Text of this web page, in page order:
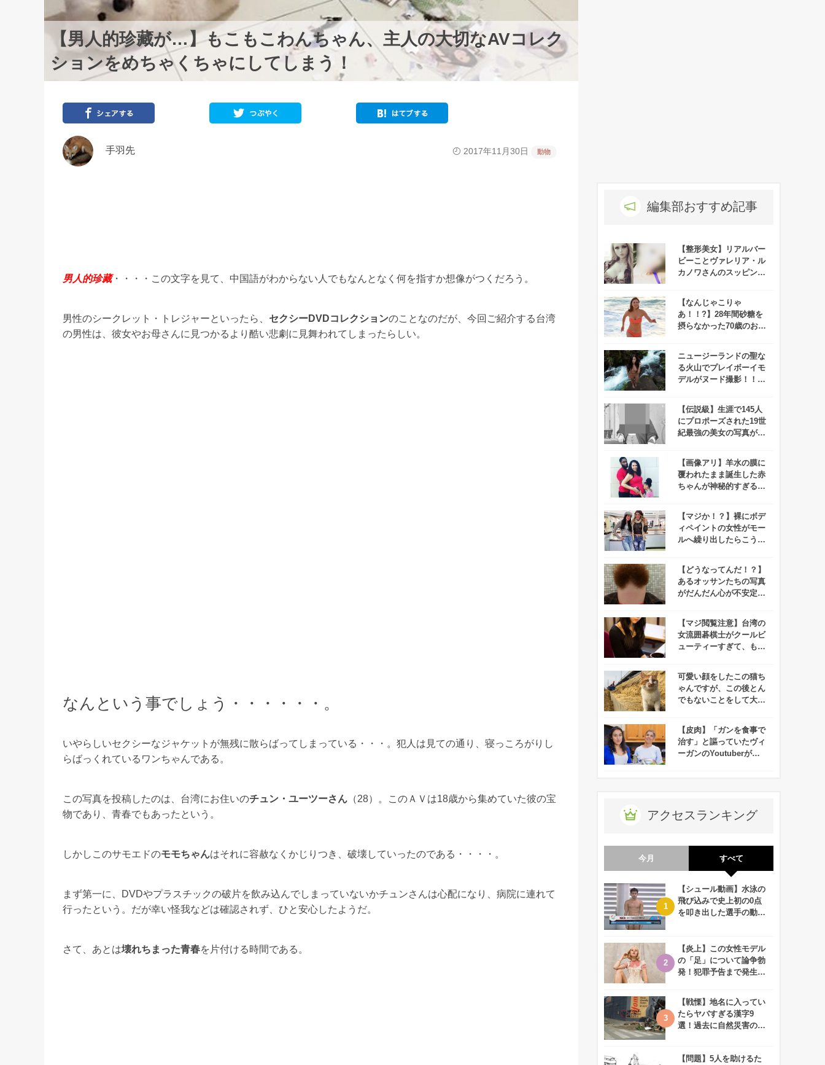
【男人的珍藏が…】もこもこわんちゃん、主人の大切なAVコレク
ションをめちゃくちゃにしてしまう！
手羽先 2017年11月30日 動物
男人的珍藏・・・・この文字を見て、中国語がわからない人でもなんとなく何を指すか想像がつくだろう。
男性のシークレット・トレジャーといったら、 セクシーDVDコレクションのことなのだが、今回ご紹介する台湾
の男性は、彼女やお母さんに見つかるより酷い悲劇に見舞われてしまったらしい。
なんという事でしょう・・・・・・。
いやらしいセクシーなジャケットが無残に散らばってしまっている・・・。犯人は見ての通り、寝っころがりし
らばっくれているワンちゃんである。
この写真を投稿したのは、台湾にお住いのチュン・ユーツーさん （28）。このＡＶは18歳から集めていた彼の宝
物であり、青春でもあったという。
しかしこのサモエドのモモちゃんはそれに容赦なくかじりつき、破壊していったのである・・・・。
まず第一に、DVDやプラスチックの破片を飲み込んでしまっていないかチュンさんは心配になり、病院に連れて
行ったという。だが幸い怪我などは確認されず、ひと安心したようだ。
さて、あとは壊れちまった青春を片付ける時間である。
編集部おすすめ記事
【整形美女】リアルバー
ビーことヴァレリア・ル
カノワさんのスッピンが
けの皮を剥ぐつもりで見
てみたぞ！
【なんじゃこりゃ
あ！！?】28年間砂糖を
摂らなかった70歳のお婆
ニュージーランドの聖な
る火山でプレイボーイモ
デルがヌード撮影！！→
【伝説級】生涯で145人
にプロポーズされた19世
紀最強の美女の写真が公
【画像アリ】羊水の膜に
覆われたまま誕生した赤
ちゃんが神秘的すぎると
【マジか！？】裸にボデ
ィペイントの女性がモー
ルへ繰り出したらこうな
【どうなってんだ！？】
あるオッサンたちの写真
がだんだん心が不安定に
【マジ閲覧注意】台湾の
女流囲碁棋士がクールビ
ューティーすぎて、もは
話題に！
可愛い顔をしたこの猫ち
ゃんですが、この後とん
でもないことをして大勢
ととなります
【皮肉】「ガンを食事で
治す」と謳っていたヴィ
ーガンのYoutuberがガ
アクセスランキング
今月 すべて
【シュール動画】水泳の
飛び込みで史上初の0点
を叩き出した選手の動画
【炎上】この女性モデル
の「足」について論争勃
発！犯罪予告まで発生す
【戦慄】地名に入ってい
たらヤバすぎる漢字9
選！過去に自然災害の歴
【問題】5人を助けるた